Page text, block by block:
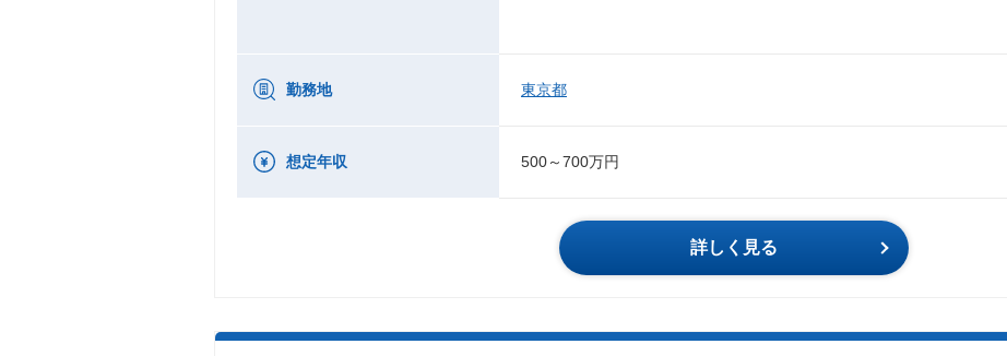
勤務地 東京都
想定年収 500～700万円
詳しく見る